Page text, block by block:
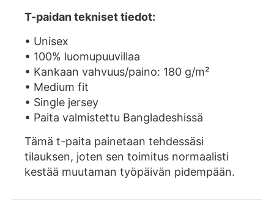
T-paidan tekniset tiedot:
• Unisex
• 100% luomupuuvillaa
• Kankaan vahvuus/paino: 180 g/m²
• Medium fit
• Single jersey
• Paita valmistettu Bangladeshissä
Tämä t-paita painetaan tehdessäsi
tilauksen, joten sen toimitus normaalisti
kestää muutaman työpäivän pidempään.